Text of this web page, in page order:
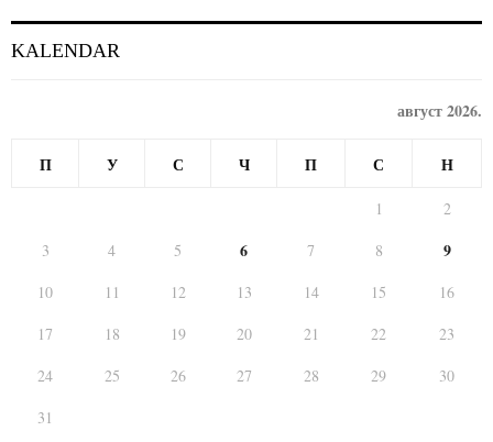
KALENDAR
август 2026.
П У С Ч П С Н
1
2
3
4 5 6 7 8 9
10 11 12 13 14 15
16
17
18 19 20 21 22
23
24
25 26 27 28 29
30
31